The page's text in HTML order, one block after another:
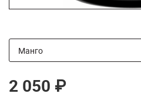
2 050 ₽